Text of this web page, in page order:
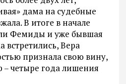
дама на судебные
В итоге в начале
Фемиды и уже бывшая
встретились, Вера
признала свою вину,
– четыре года лишения